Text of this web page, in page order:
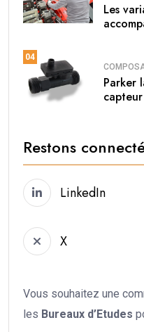
Les
04
Parker
Restons
LinkedIn
X
Vous souhaitez une
les Bureaux d’Etudes